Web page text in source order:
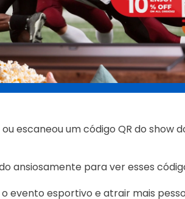
escaneou um código QR do show
ansiosamente para ver esses
evento esportivo e atrair mais